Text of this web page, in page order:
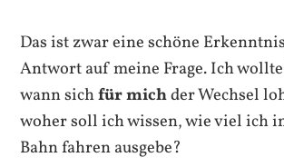
Das ist zwar eine schöne
Antwort auf meine Frage. Ich
wann sichfür michder Wechsel
woher soll ich wissen, wie viel ich
Bahn fahren ausgebe?